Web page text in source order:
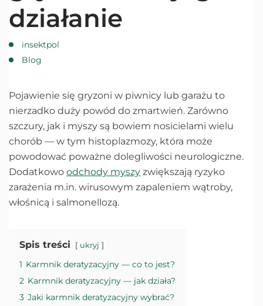
działanie
insektpol
Blog
Pojawienie się gryzoni w piwnicy lub garażu to
nierzadko duży powód do zmartwień. Zarówno
szczury, jak i myszy są bowiem nosicielami wielu
chorób — w tym histoplazmozy, która może
powodować poważne dolegliwości neurologiczne.
Dodatkowo odchody myszy zwiększają ryzyko
zarażenia m.in. wirusowym zapaleniem wątroby,
włośnicą i salmonellozą.
Spis treści ukryj
1 Karmnik deratyzacyjny — co to jest?
2 Karmnik deratyzacyjny — jak działa?
3 Jaki karmnik deratyzacyjny wybrać?